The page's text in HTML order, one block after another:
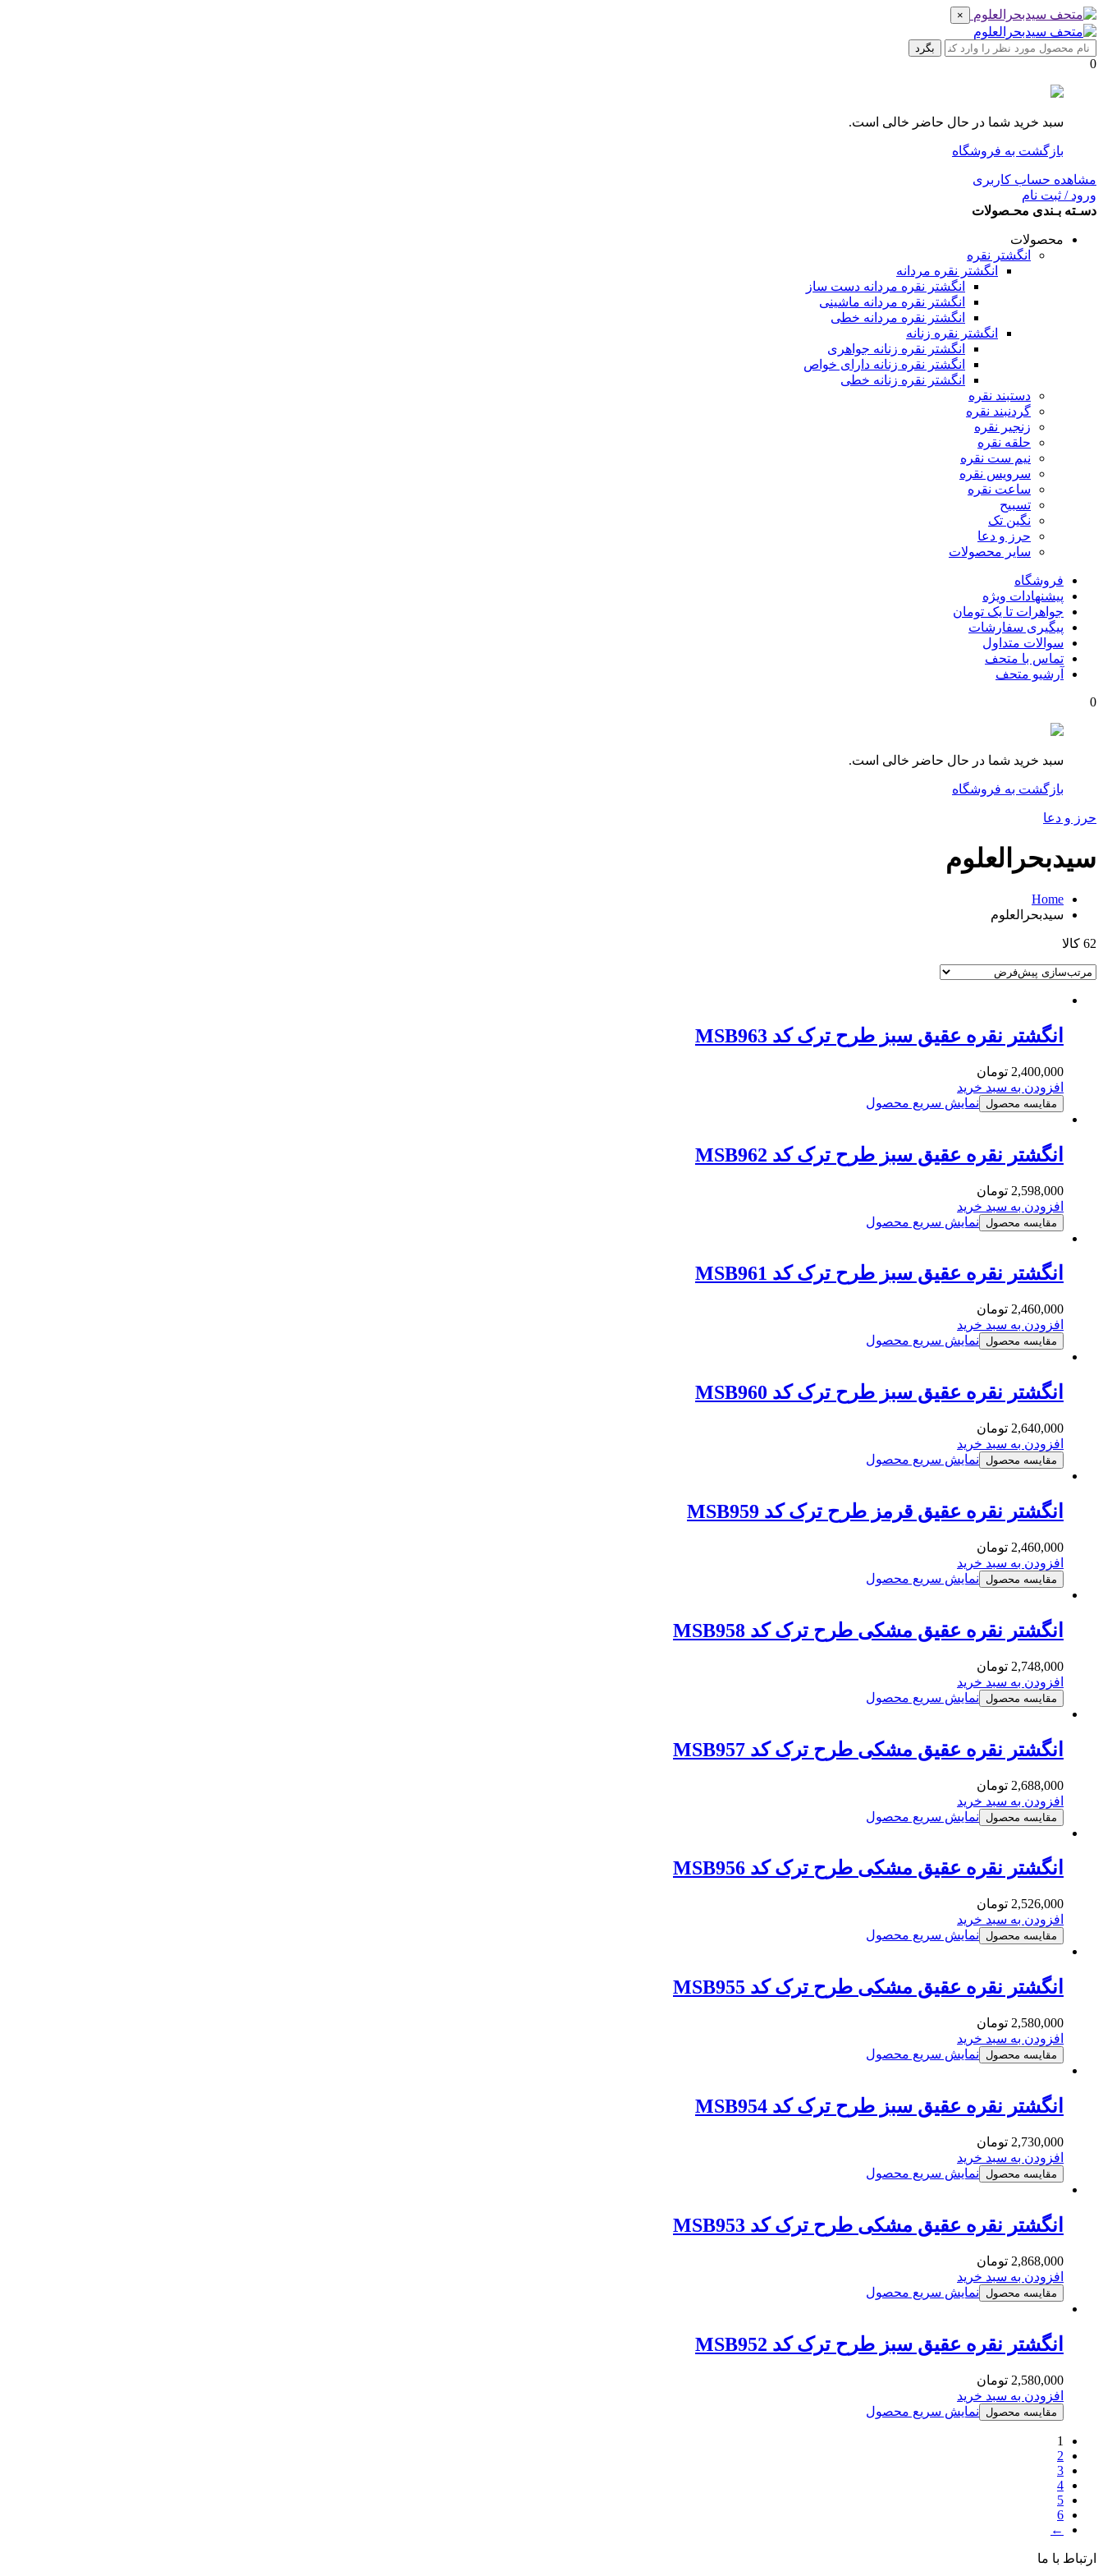
×
بگرد
0
سبد خرید شما در حال حاضر خالی است.
بازگشت به فروشگاه
مشاهده حساب کاربری
ورود / ثبت نام
دسـته بـندی محـصولات
محصولات
انگشتر نقره
انگشتر نقره مردانه
انگشتر نقره مردانه دست ساز
انگشتر نقره مردانه ماشینی
انگشتر نقره مردانه خطی
انگشتر نقره زنانه
انگشتر نقره زنانه جواهری
انگشتر نقره زنانه دارای خواص
انگشتر نقره زنانه خطی
دستبند نقره
گردنبند نقره
زنجیر نقره
حلقه نقره
نیم ست نقره
سرویس نقره
ساعت نقره
تسبیح
نگین تک
حرز و دعا
سایر محصولات
فروشگاه
پیشنهادات ویژه
جواهرات تا یک تومان
پیگیری سفارشات
سوالات متداول
تماس با متحف
آرشیو متحف
0
سبد خرید شما در حال حاضر خالی است.
بازگشت به فروشگاه
حرز و دعا
سیدبحرالعلوم
Home
سیدبحرالعلوم
62 کالا
انگشتر نقره عقیق سبز طرح ترک کد MSB963
2,400,000 تومان
افزودن به سبد خرید
مقایسه محصول نمایش سریع محصول
انگشتر نقره عقیق سبز طرح ترک کد MSB962
2,598,000 تومان
افزودن به سبد خرید
مقایسه محصول نمایش سریع محصول
انگشتر نقره عقیق سبز طرح ترک کد MSB961
2,460,000 تومان
افزودن به سبد خرید
مقایسه محصول نمایش سریع محصول
انگشتر نقره عقیق سبز طرح ترک کد MSB960
2,640,000 تومان
افزودن به سبد خرید
مقایسه محصول نمایش سریع محصول
انگشتر نقره عقیق قرمز طرح ترک کد MSB959
2,460,000 تومان
افزودن به سبد خرید
مقایسه محصول نمایش سریع محصول
انگشتر نقره عقیق مشکی طرح ترک کد MSB958
2,748,000 تومان
افزودن به سبد خرید
مقایسه محصول نمایش سریع محصول
انگشتر نقره عقیق مشکی طرح ترک کد MSB957
2,688,000 تومان
افزودن به سبد خرید
مقایسه محصول نمایش سریع محصول
انگشتر نقره عقیق مشکی طرح ترک کد MSB956
2,526,000 تومان
افزودن به سبد خرید
مقایسه محصول نمایش سریع محصول
انگشتر نقره عقیق مشکی طرح ترک کد MSB955
2,580,000 تومان
افزودن به سبد خرید
مقایسه محصول نمایش سریع محصول
انگشتر نقره عقیق سبز طرح ترک کد MSB954
2,730,000 تومان
افزودن به سبد خرید
مقایسه محصول نمایش سریع محصول
انگشتر نقره عقیق مشکی طرح ترک کد MSB953
2,868,000 تومان
افزودن به سبد خرید
مقایسه محصول نمایش سریع محصول
انگشتر نقره عقیق سبز طرح ترک کد MSB952
2,580,000 تومان
افزودن به سبد خرید
مقایسه محصول نمایش سریع محصول
1
2
3
4
5
6
←
ارتباط با ما